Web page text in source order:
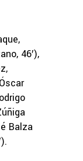
46′),
Balza